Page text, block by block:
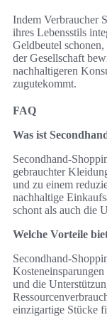
Indem Verbraucher
ihres Lebensstils
Geldbeutel
der Gesellschaft
nachhaltigeren
zugutekommt.
FAQ
Was ist
Secondhand-
gebrauchter
und zu einem
nachhaltige
schont als auch die
Welche Vorteile
Secondhand-
und die
einzigartige Stücke